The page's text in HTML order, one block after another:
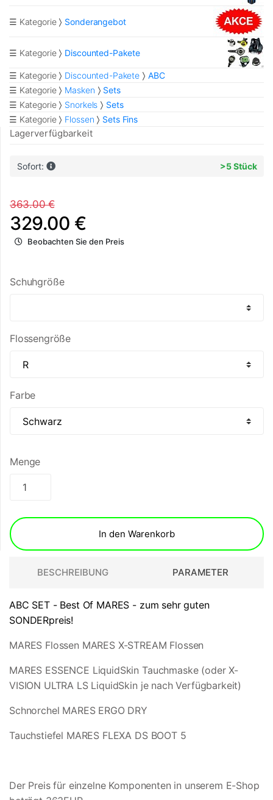
☰ Kategorie Sonderangebot
☰ Kategorie Discounted-Pakete
☰ Kategorie Discounted-Pakete
ABC
☰ Kategorie
Masken
Sets
☰ Kategorie
Snorkels
Sets
☰ Kategorie
Flossen Sets Fins
Lagerverfügbarkeit
Sofort: >5 Stück
363.00 €
329.00 €
Beobachten Sie den Preis
Schuhgröße
Flossengröße
Farbe
Menge
In den Warenkorb
BESCHREIBUNG PARAMETER
ABC SET - Best Of MARES - zum sehr guten
SONDERpreis!
MARES Flossen MARES X-STREAM Flossen
MARES ESSENCE LiquidSkin Tauchmaske (oder X-
VISION ULTRA LS LiquidSkin je nach Verfügbarkeit)
Schnorchel MARES ERGO DRY
Tauchstiefel MARES FLEXA DS BOOT 5
Der Preis für einzelne Komponenten in unserem E-Shop